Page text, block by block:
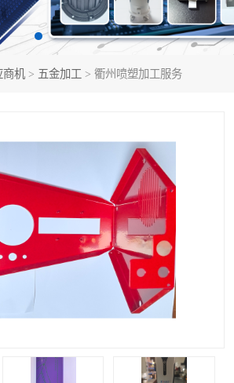
商机 > 五金加工 > 衢州喷塑加工服务